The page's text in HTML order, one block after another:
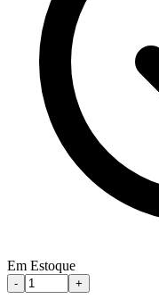
Em Estoque
- +